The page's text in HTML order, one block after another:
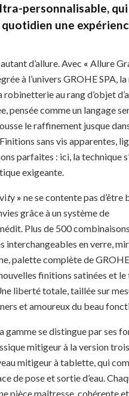
personnalisable,
une
autant d’allure. Avec « Allure
à l’univers GROHE SPA,
robinetterie au rang d’objet
pensée comme un langage
le raffinement jusque
sans vis apparentes,
parfaites : ici, la technique
exigeante.
ty » ne se contente pas d’être
grâce à un système de
Plus de 500
interchangeables en verre,
palette complète de
finitions satinées et
liberté totale, taillée sur
et amoureux du beau
gamme se distingue par ses
mitigeur à la version
mitigeur à tablette, qui
de pose et sortie d’eau.
pièce maîtresse, cohérente